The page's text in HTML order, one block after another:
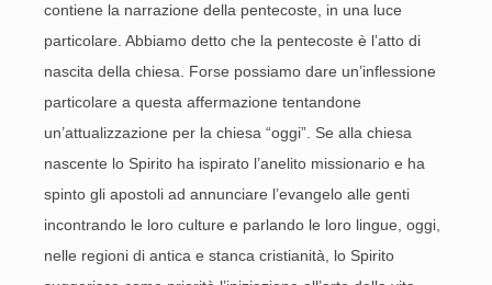
contiene la narrazione della pentecoste, in una luce
particolare. Abbiamo detto che la pentecoste è l’atto di
nascita della chiesa. Forse possiamo dare un’inflessione
particolare a questa affermazione tentandone
un’attualizzazione per la chiesa “oggi”. Se alla chiesa
nascente lo Spirito ha ispirato l’anelito missionario e ha
spinto gli apostoli ad annunciare l’evangelo alle genti
incontrando le loro culture e parlando le loro lingue, oggi,
nelle regioni di antica e stanca cristianità, lo Spirito